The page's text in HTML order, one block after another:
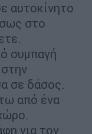
αυτοκίνητο
στο
συμπαγή
σε δάσος.
από ένα
για τον